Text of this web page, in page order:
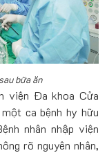
bữa ăn
viện Đa khoa Cửa
ca bệnh hy hữu
nhân nhập viện
rõ nguyên nhân,